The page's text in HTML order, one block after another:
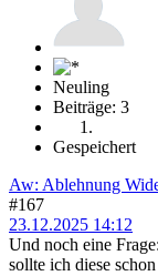
Neuling
Beiträge: 3
Gespeichert
Aw: Ablehnung
#167
23.12.2025 14:12
Und noch eine
sollte ich diese